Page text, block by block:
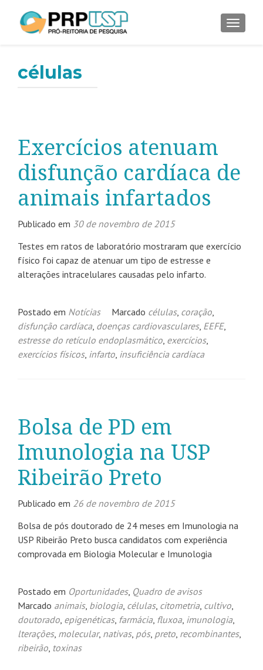
células
Exercícios atenuam
disfunção cardíaca de
animais infartados
Publicado em 30 de novembro de 2015
Testes em ratos de laboratório mostraram que exercício
físico foi capaz de atenuar um tipo de estresse e
alterações intracelulares causadas pelo infarto.
Postado em Notícias Marcado células, coração,
disfunção cardíaca, doenças cardiovasculares, EEFE,
estresse do retículo endoplasmático, exercícios,
exercícios físicos, infarto, insuficiência cardíaca
Bolsa de PD em
Imunologia na USP
Ribeirão Preto
Publicado em 26 de novembro de 2015
Bolsa de pós doutorado de 24 meses em Imunologia na
USP Ribeirão Preto busca candidatos com experiência
comprovada em Biologia Molecular e Imunologia
Postado em Oportunidades, Quadro de avisos
Marcado animais, biologia, células, citometria, cultivo,
doutorado, epigenéticas, farmácia, fluxoa, imunologia,
lterações, molecular, nativas, pós, preto, recombinantes,
ribeirão, toxinas